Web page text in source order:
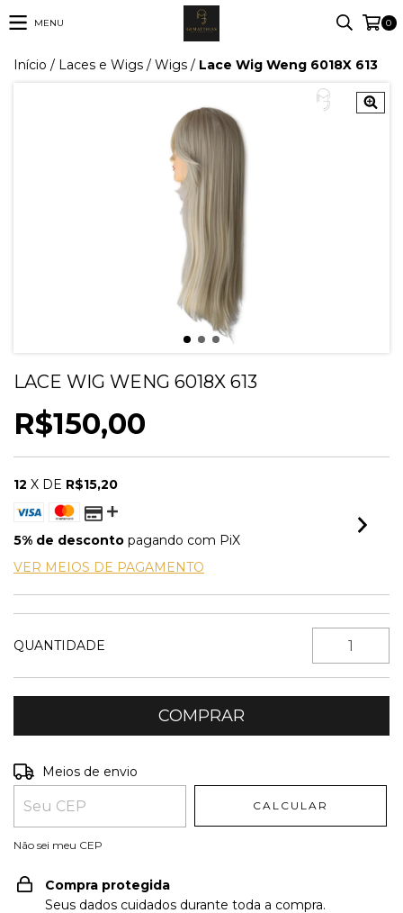
MENU 0
Início / Laces e Wigs / Wigs / Lace Wig Weng 6018X 613
LACE WIG WENG 6018X 613
R$150,00
12 X DE R$15,20
5% de desconto pagando com PiX
VER MEIOS DE PAGAMENTO
QUANTIDADE
Entregas para o CEP:
Meios de envio
CALCULAR
Não sei meu CEP
Compra protegida
Seus dados cuidados durante toda a compra.